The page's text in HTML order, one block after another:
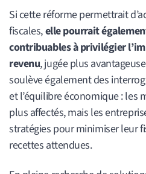
Si cette réforme permettrait
fiscales,elle pourrait
contribuables à privilégier
revenu, jugée plus
soulève également des
et l’équilibre économique : les
plus affectés, mais les
stratégies pour minimiser leur
recettes attendues.